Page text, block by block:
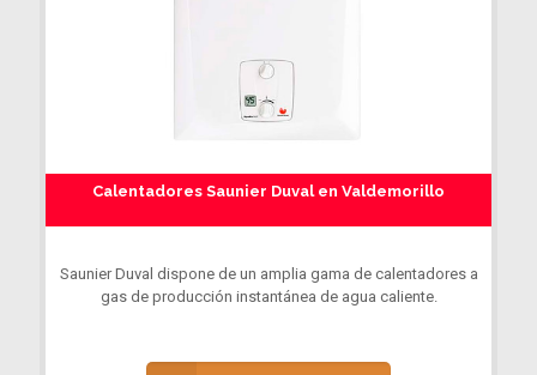
Calentadores Saunier Duval en Valdemorillo
Saunier Duval dispone de un amplia gama de calentadores a
gas de producción instantánea de agua caliente.